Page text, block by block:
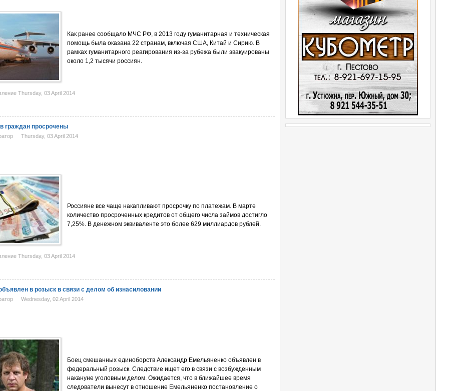
Как ранее сообщало МЧС РФ, в 2013 году гуманитарная и техническая
помощь была оказана 22 странам, включая США, Китай и Сирию. В
рамках гуманитарного реагирования из-за рубежа были эвакуированы
около 1,2 тысячи россиян.
Thursday, 03 April 2014
граждан просрочены
Thursday, 03 April 2014
Россияне все чаще накапливают просрочку по платежам. В марте
количество просроченных кредитов от общего числа займов достигло
7,25%. В денежном эквиваленте это более 629 миллиардов рублей.
Thursday, 03 April 2014
в розыск в связи с делом об изнасиловании
Wednesday, 02 April 2014
Боец смешанных единоборств Александр Емельяненко объявлен в
федеральный розыск. Следствие ищет его в связи с возбужденным
накануне уголовным делом. Ожидается, что в ближайшее время
следователи вынесут в отношение Емельяненко постановление о